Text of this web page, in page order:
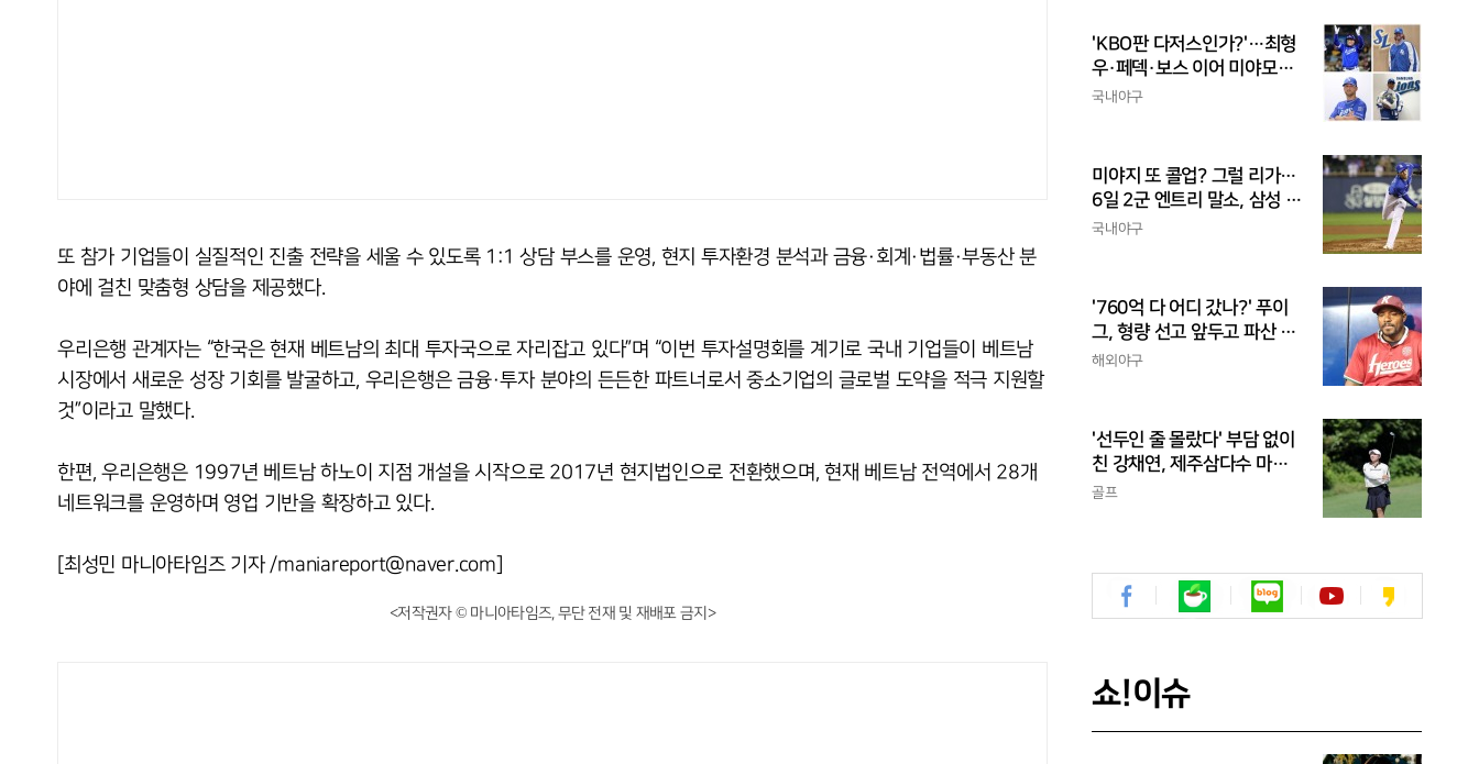
또 참가 기업들이 실질적인 진출 전략을 세울 수 있도록 1:1 상담 부스를 운영, 현지 투자환경 분석과 금융·회계·법률·부동산 분
야에 걸친 맞춤형 상담을 제공했다.
우리은행 관계자는 “한국은 현재 베트남의 최대 투자국으로 자리잡고 있다”며 “이번 투자설명회를 계기로 국내 기업들이 베트남
시장에서 새로운 성장 기회를 발굴하고, 우리은행은 금융·투자 분야의 든든한 파트너로서 중소기업의 글로벌 도약을 적극 지원할
것”이라고 말했다.
한편, 우리은행은 1997년 베트남 하노이 지점 개설을 시작으로 2017년 현지법인으로 전환했으며, 현재 베트남 전역에서 28개
네트워크를 운영하며 영업 기반을 확장하고 있다.
[최성민 마니아타임즈 기자 /maniareport@naver.com]
<저작권자 © 마니아타임즈, 무단 전재 및 재배포 금지>
'KBO판 다저스인가?'…최형
우·페덱·보스 이어 미야모리
까지, 삼성의 '스펙 만렙' 승부
국내야구
미야지 또 콜업? 그럴 리가…
6일 2군 엔트리 말소, 삼성 새
아시아쿼터 찾았나
국내야구
'760억 다 어디 갔나?' 푸이
그, 형량 선고 앞두고 파산 신
청
해외야구
'선두인 줄 몰랐다' 부담 없이
친 강채연, 제주삼다수 마스
터스 2R 단독 선두
골프
쇼!이슈